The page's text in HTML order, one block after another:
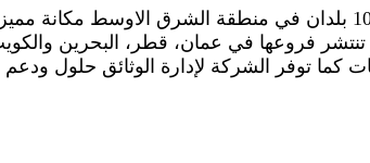
تنتشر فروعها في عمان، قطر، البحرين